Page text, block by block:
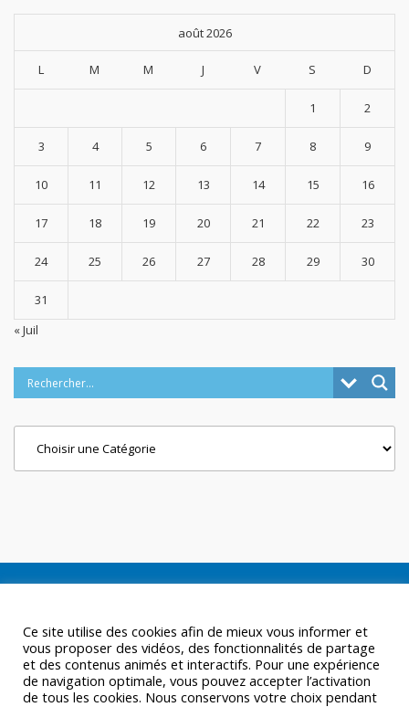
août 2026
L M M J V S D
1 2
3 4 5 6 7 8 9
10 11 12 13 14 15 16
17 18 19 20 21 22 23
24 25 26 27 28 29 30
31
« Juil
Ce site utilise des cookies afin de mieux vous informer et
vous proposer des vidéos, des fonctionnalités de partage
et des contenus animés et interactifs. Pour une expérience
de navigation optimale, vous pouvez accepter l’activation
de tous les cookies. Nous conservons votre choix pendant